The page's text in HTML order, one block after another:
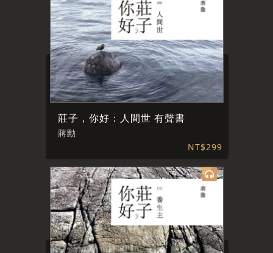
莊子，你好：人間世 有聲書
蔣勳
NT$299